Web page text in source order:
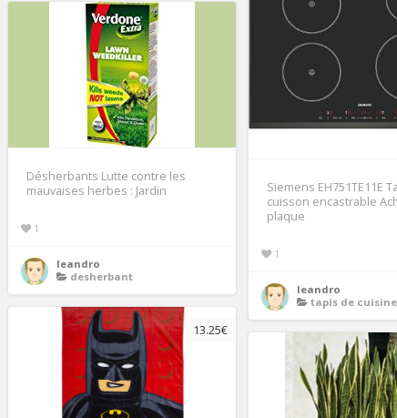
Siemens EH751TE11E
cuisson encastrable
plaque
1
leandro
tapis de cuisine
Désherbants Lutte contre les
mauvaises herbes : Jardin
1
leandro
desherbant
13.25€